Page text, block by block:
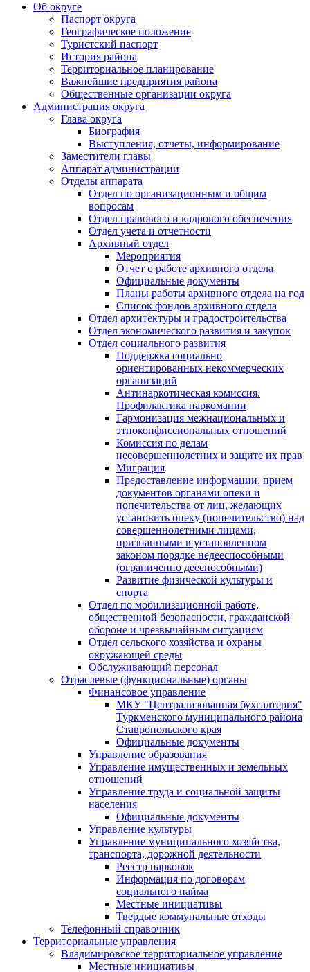
Об округе
Паспорт округа
Географическое положение
Туристский паспорт
История района
Территориальное планирование
Важнейшие предприятия района
Общественные организации округа
Администрация округа
Глава округа
Биография
Выступления, отчеты, информирование
Заместители главы
Аппарат администрации
Отделы аппарата
Отдел по организационным и общим
вопросам
Отдел правового и кадрового обеспечения
Отдел учета и отчетности
Архивный отдел
Мероприятия
Отчет о работе архивного отдела
Официальные документы
Планы работы архивного отдела на год
Список фондов архивного отдела
Отдел архитектуры и градостроительства
Отдел экономического развития и закупок
Отдел социального развития
Поддержка социально
ориентированных некоммерческих
организаций
Антинаркотическая комиссия.
Профилактика наркомании
Гармонизация межнациональных и
этноконфиссиональных отношений
Комиссия по делам
несовершеннолетних и защите их прав
Миграция
Предоставление информации, прием
документов органами опеки и
попечительства от лиц, желающих
установить опеку (попечительство) над
совершеннолетними лицами,
признанными в установленном
законом порядке недееспособными
(ограниченно дееспособными)
Развитие физической культуры и
спорта
Отдел по мобилизационной работе,
общественной безопасности, гражданской
оборонe и чрезвычайным ситуациям
Отдел сельского хозяйства и охраны
окружающей среды
Обслуживающий персонал
Отраслевые (функциональные) органы
Финансовое управление
МКУ "Централизованная бухгалтерия"
Туркменского муниципального района
Ставропольского края
Официальные документы
Управление образования
Управление имущественных и земельных
отношений
Управление труда и социальной защиты
населения
Официальные документы
Управление культуры
Управление муниципального хозяйства,
транспорта, дорожной деятельности
Реестр парковок
Информация по договорам
социального найма
Местные инициативы
Твердые коммунальные отходы
Телефонный справочник
Территориальные управления
Владимировское территориальное управление
Местные инициативы